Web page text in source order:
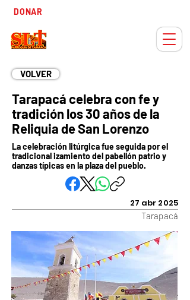
DONAR
VOLVER
Tarapacá celebra con fe y
tradición los 30 años de la
Reliquia de San Lorenzo
La celebración litúrgica fue seguida por el
tradicional izamiento del pabellón patrio y
danzas típicas en la plaza del pueblo.
27 abr 2025
Tarapacá